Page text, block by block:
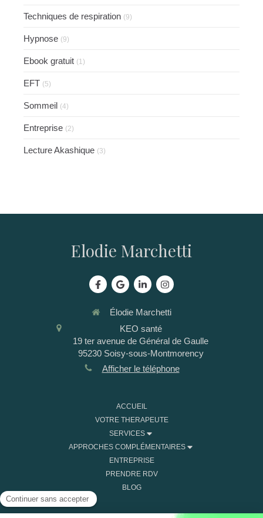
Techniques de respiration (9)
Hypnose (9)
Ebook gratuit (1)
EFT (5)
Sommeil (4)
Entreprise (2)
Lecture Akashique (3)
Elodie Marchetti
Élodie Marchetti
KEO santé
19 ter avenue de Général de Gaulle
95230 Soisy-sous-Montmorency
Afficher le téléphone
ACCUEIL
VOTRE THERAPEUTE
SERVICES
APPROCHES COMPLÉMENTAIRES
ENTREPRISE
PRENDRE RDV
BLOG